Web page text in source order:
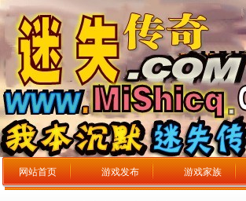
网站首页 游戏发布 游戏家族